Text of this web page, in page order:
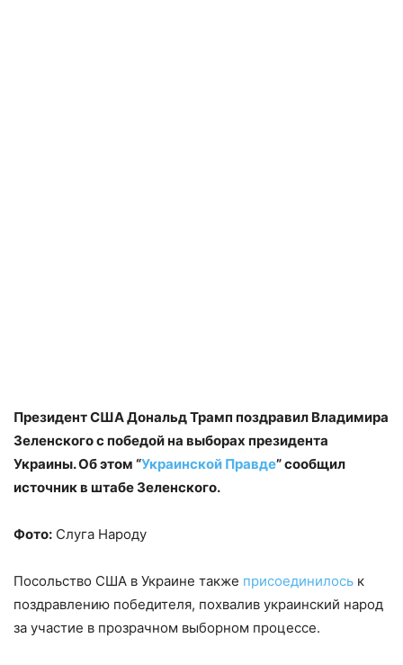
Президент США Дональд Трамп поздравил Владимира
Зеленского с победой на выборах президента
Украины. Об этом “Украинской Правде” сообщил
источник в штабе Зеленского.
Фото: Слуга Народу
Посольство США в Украине также присоединилось к
поздравлению победителя, похвалив украинский народ
за участие в прозрачном выборном процессе.